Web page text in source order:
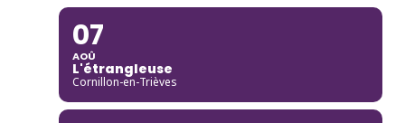
07
AOÛ
L'étrangleuse
Cornillon-en-Trièves